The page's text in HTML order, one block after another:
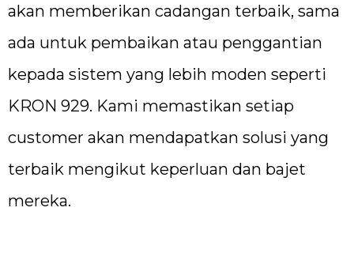
akan memberikan cadangan terbaik, sama
ada untuk pembaikan atau penggantian
kepada sistem yang lebih moden seperti
KRON 929. Kami memastikan setiap
customer akan mendapatkan solusi yang
terbaik mengikut keperluan dan bajet
mereka.